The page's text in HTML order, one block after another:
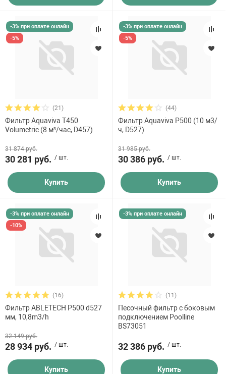
-3% при оплате онлайн
-5%
(21)
Фильтр Aquaviva T450
Volumetric (8 м³/час, D457)
31 874 руб.
30 281 руб. / шт.
Купить
-3% при оплате онлайн
-5%
(44)
Фильтр Aquaviva P500 (10 м3/
ч, D527)
31 985 руб.
30 386 руб. / шт.
Купить
-3% при оплате онлайн
-10%
(16)
Фильтр ABLETECH P500 d527
мм, 10,8m3/h
32 149 руб.
28 934 руб. / шт.
Купить
-3% при оплате онлайн
(11)
Песочный фильтр с боковым
подключением Poolline
BS73051
32 386 руб. / шт.
Купить